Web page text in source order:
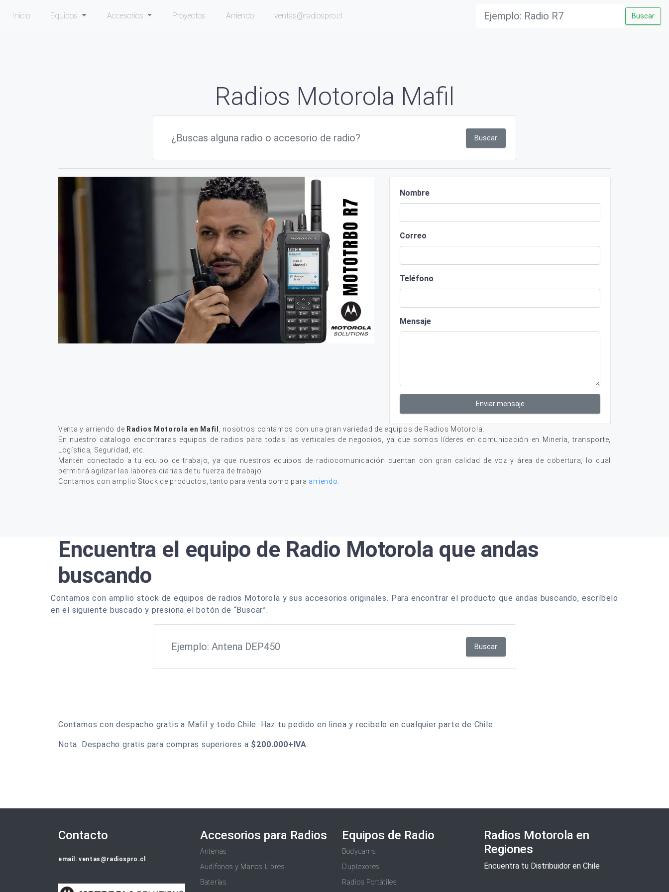
Inicio Equipos Accesorios Proyectos Arriendo ventas@radiospro.cl Buscar
Radios Motorola Mafil
Buscar
Nombre
Correo
Teléfono
Mensaje
Enviar mensaje
Venta y arriendo de Radios Motorola en Mafil
, nosotros contamos con una gran variedad de equipos de Radios Motorola.
En nuestro catalogo encontraras equipos de radios para todas las verticales de negocios, ya que somos líderes en comunicación en Minería, transporte,
Logística, Seguridad, etc.
Mantén conectado a tu equipo de trabajo, ya que nuestros equipos de radiocomunicación cuentan con gran calidad de voz y área de cobertura, lo cual
permitirá agilizar las labores diarias de tu fuerza de trabajo.
Contamos con amplio Stock de productos, tanto para venta como para arriendo
Encuentra el equipo de Radio Motorola que andas
buscando
Contamos con amplio stock de equipos de radios Motorola y sus accesorios originales. Para encontrar el producto que andas buscando, escríbelo
en el siguiente buscado y presiona el botón de “Buscar”.
Buscar
Contamos con despacho gratis a Mafil y todo Chile. Haz tu pedido en linea y recibelo en cualquier parte de Chile.
Nota: Despacho gratis para compras superiores a $200.000+IVA.
Contacto
email: ventas@radiospro.cl
Accesorios para Radios
Antenas
Audífonos y Manos Libres
Baterías
Equipos de Radio
Bodycams
Duplexores
Radios Portátiles
Radios Motorola en
Regiones
Encuentra tu Distribuidor en Chile